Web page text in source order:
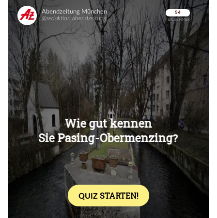
Überspringen
Überspringen